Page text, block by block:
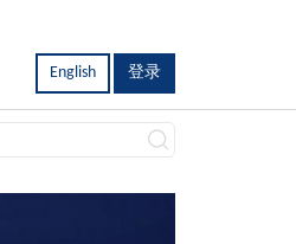
English 登录